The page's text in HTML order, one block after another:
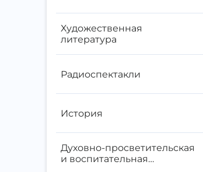
Художественная
литература
Радиоспектакли
История
Духовно-просветительская
и воспитательная